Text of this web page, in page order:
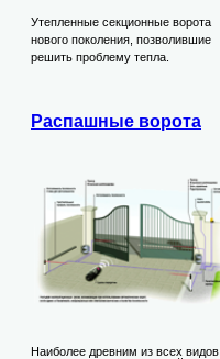
Утепленные секционные ворота
нового поколения, позволившие
решить проблему тепла.
Распашные ворота
Наиболее древним из всех видов